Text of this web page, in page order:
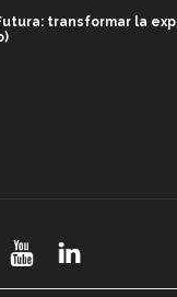
transformar la